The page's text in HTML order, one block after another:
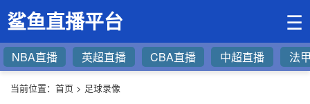
鲨鱼直播平台 ☰
NBA直播 英超直播 CBA直播 中超直播 法
当前位置： 首页 > 足球录像